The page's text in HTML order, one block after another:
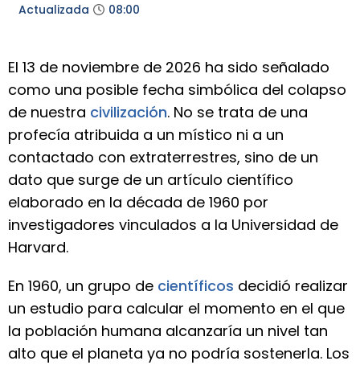
Actualizada
08:00
El 13 de noviembre de 2026 ha sido señalado
como una posible fecha simbólica del colapso
de nuestra civilización. No se trata de una
profecía atribuida a un místico ni a un
contactado con extraterrestres, sino de un
dato que surge de un artículo científico
elaborado en la década de 1960 por
investigadores vinculados a la Universidad de
Harvard.
En 1960, un grupo de científicos decidió realizar
un estudio para calcular el momento en el que
la población humana alcanzaría un nivel tan
alto que el planeta ya no podría sostenerla. Los